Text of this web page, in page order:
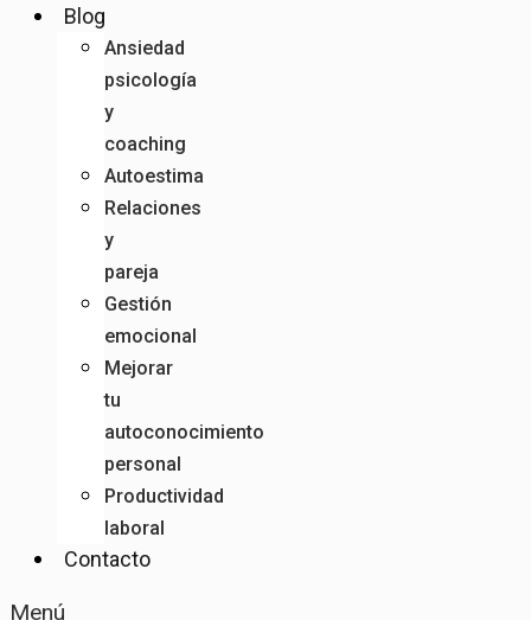
Blog
Ansiedad
psicología
y
coaching
Autoestima
Relaciones
y
pareja
Gestión
emocional
Mejorar
tu
autoconocimiento
personal
Productividad
laboral
Contacto
Menú